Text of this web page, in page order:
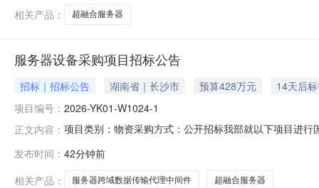
相关产品：
超融合服务器
服务器设备采购项目招标公告
招标｜招标公告 湖南省｜长沙市 预算428万元
14天后
项目编号： 2026-YK01-W1024-1
正文内容： 项目类别：物资采购方式：公开招标我部就以下项目进
666,666.676详见商务要求详见商务要求1-2服务器跨域
发布时间： 42分钟前
相关产品：
服务器跨域数据传输代理中间件 超融合服务器